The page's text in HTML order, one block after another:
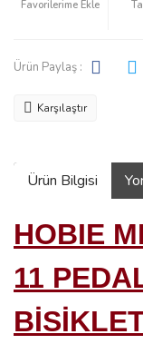
Ürün Paylaş :
Karşılaştır
Ürün Bilgisi
HOBIE
11